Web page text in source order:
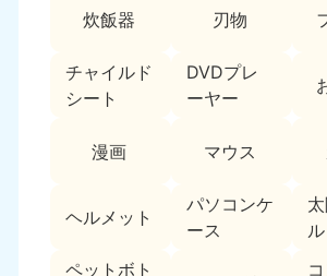
炊飯器 刃物
チャイルド
シート
DVDプレ
ーヤー
漫画 マウス
ヘルメット
パソコンケ
ース
ル
ペットボト
奈良県
050-1881-5249 050-
滋賀県
9:00〜19:00 年中無休 9:00〜
050-1881-5248